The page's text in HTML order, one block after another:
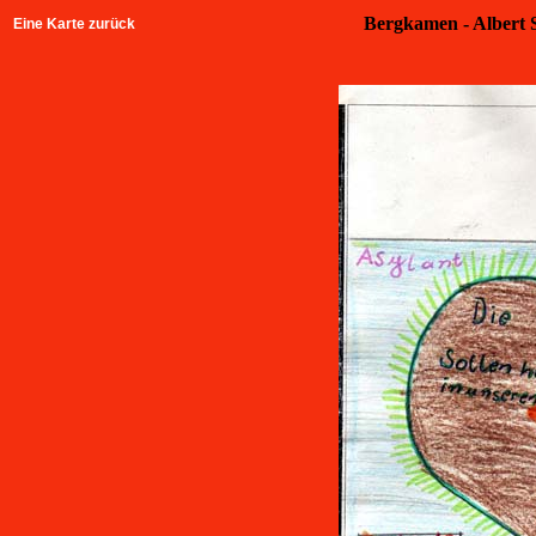
Eine Karte zurück Bergkamen - Albert